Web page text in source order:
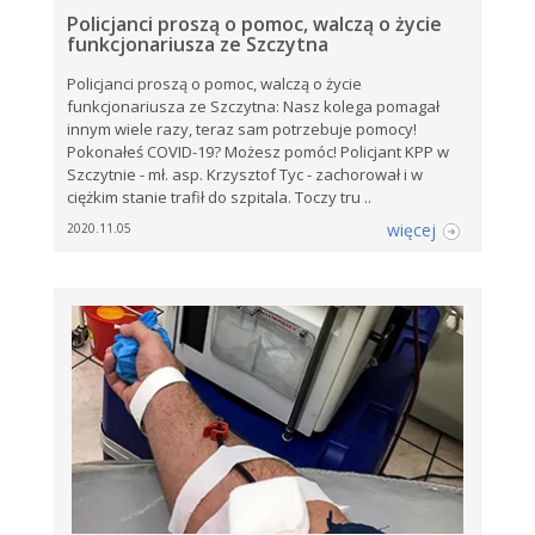
Policjanci proszą o pomoc, walczą o życie
funkcjonariusza ze Szczytna
Policjanci proszą o pomoc, walczą o życie
funkcjonariusza ze Szczytna: Nasz kolega pomagał
innym wiele razy, teraz sam potrzebuje pomocy!
Pokonałeś COVID-19? Możesz pomóc! Policjant KPP w
Szczytnie - mł. asp. Krzysztof Tyc - zachorował i w
ciężkim stanie trafił do szpitala. Toczy tru ..
2020.11.05 więcej